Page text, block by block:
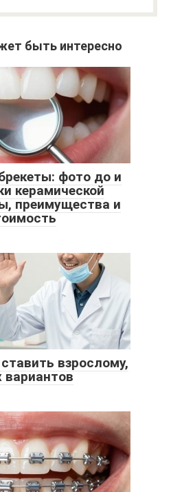
быть интересно
фото до и
керамической
преимущества и
взрослому,
вариантов